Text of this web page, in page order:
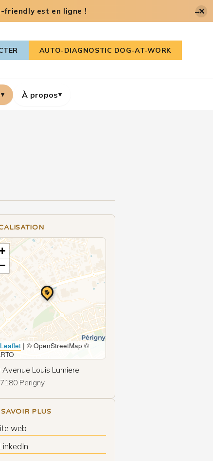
friendly est en ligne ! →✕
AUTO-DIAGNOSTIC DOG-AT-WORK
▾ À propos▾
🐕
| © OpenStreetMap ©
Avenue Louis Lumiere
Perigny
PLUS
web